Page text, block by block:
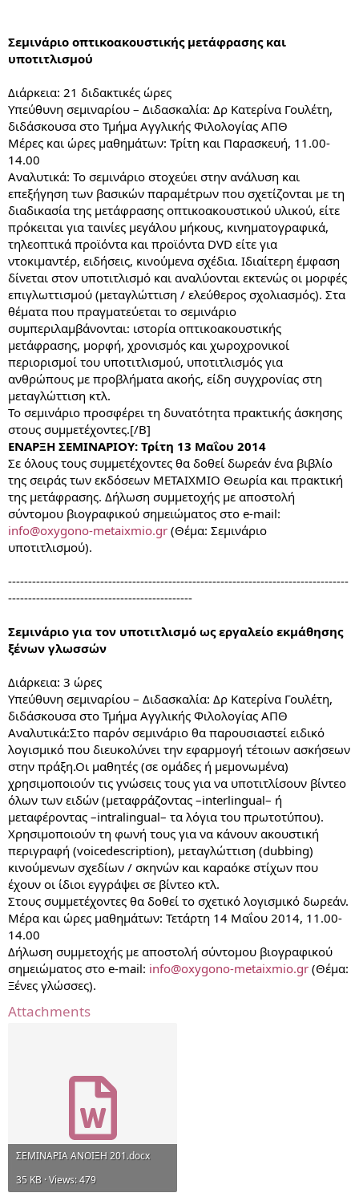
Σεμινάριο οπτικοακουστικής μετάφρασης και
υποτιτλισμού
Διάρκεια: 21 διδακτικές ώρες
Υπεύθυνη σεμιναρίου – Διδασκαλία: Δρ Κατερίνα Γουλέτη,
διδάσκουσα στο Τμήμα Αγγλικής Φιλολογίας ΑΠΘ
Μέρες και ώρες μαθημάτων: Τρίτη και Παρασκευή, 11.00-
14.00
Αναλυτικά: Το σεμινάριο στοχεύει στην ανάλυση και
επεξήγηση των βασικών παραμέτρων που σχετίζονται με τη
διαδικασία της μετάφρασης οπτικοακουστικού υλικού, είτε
πρόκειται για ταινίες μεγάλου μήκους, κινηματογραφικά,
τηλεοπτικά προϊόντα και προϊόντα DVD είτε για
ντοκιμαντέρ, ειδήσεις, κινούμενα σχέδια. Ιδιαίτερη έμφαση
δίνεται στον υποτιτλισμό και αναλύονται εκτενώς οι μορφές
επιγλωττισμού (μεταγλώττιση / ελεύθερος σχολιασμός). Στα
θέματα που πραγματεύεται το σεμινάριο
συμπεριλαμβάνονται: ιστορία οπτικοακουστικής
μετάφρασης, μορφή, χρονισμός και χωροχρονικοί
περιορισμοί του υποτιτλισμού, υποτιτλισμός για
ανθρώπους με προβλήματα ακοής, είδη συγχρονίας στη
μεταγλώττιση κτλ.
Το σεμινάριο προσφέρει τη δυνατότητα πρακτικής άσκησης
στους συμμετέχοντες.[/B]
ΕΝΑΡΞΗ ΣΕΜΙΝΑΡΙΟΥ: Τρίτη 13 Μαΐου 2014
Σε όλους τους συμμετέχοντες θα δοθεί δωρεάν ένα βιβλίο
της σειράς των εκδόσεων ΜΕΤΑΙΧΜΙΟ Θεωρία και πρακτική
της μετάφρασης. Δήλωση συμμετοχής με αποστολή
σύντομου βιογραφικού σημειώματος στο e-mail:
info@oxygono-metaixmio.gr (Θέμα: Σεμινάριο
υποτιτλισμού).
-------------------------------------------------------------------------------------
----------------------------------------------
Σεμινάριο για τον υποτιτλισμό ως εργαλείο εκμάθησης
ξένων γλωσσών
Διάρκεια: 3 ώρες
Υπεύθυνη σεμιναρίου – Διδασκαλία: Δρ Κατερίνα Γουλέτη,
διδάσκουσα στο Τμήμα Αγγλικής Φιλολογίας ΑΠΘ
Αναλυτικά:Στο παρόν σεμινάριο θα παρουσιαστεί ειδικό
λογισμικό που διευκολύνει την εφαρμογή τέτοιων ασκήσεων
στην πράξη.Οι μαθητές (σε ομάδες ή μεμονωμένα)
χρησιμοποιούν τις γνώσεις τους για να υποτιτλίσουν βίντεο
όλων των ειδών (μεταφράζοντας –interlingual– ή
μεταφέροντας –intralingual– τα λόγια του πρωτοτύπου).
Χρησιμοποιούν τη φωνή τους για να κάνουν ακουστική
περιγραφή (voicedescription), μεταγλώττιση (dubbing)
κινούμενων σχεδίων / σκηνών και καραόκε στίχων που
έχουν οι ίδιοι εγγράψει σε βίντεο κτλ.
Στους συμμετέχοντες θα δοθεί το σχετικό λογισμικό δωρεάν.
Μέρα και ώρες μαθημάτων: Τετάρτη 14 Μαΐου 2014, 11.00-
14.00
Δήλωση συμμετοχής με αποστολή σύντομου βιογραφικού
σημειώματος στο e-mail: info@oxygono-metaixmio.gr (Θέμα:
Ξένες γλώσσες).
Attachments
ΣΕΜΙΝΑΡΙΑ ΑΝΟΙΞΗ 201.docx
35 KB · Views: 479